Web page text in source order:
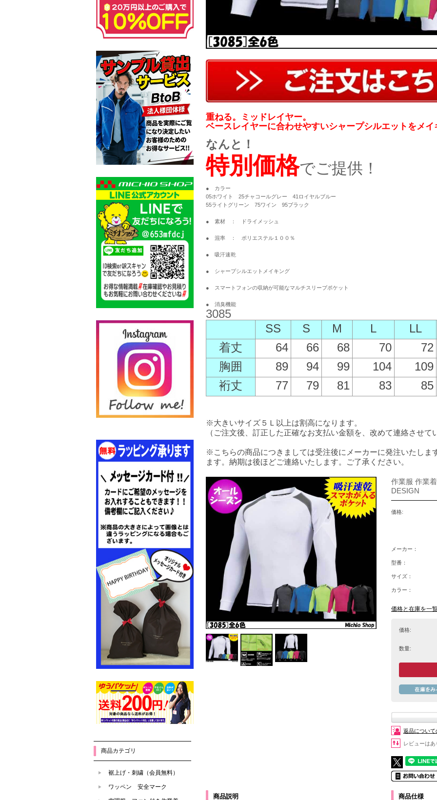
重ねる。ミッドレイヤー。
ベースレイヤーに合わせやすいシャープシルエットをメイ
なんと！
特別価格でご提供！
● カラー
05ホワイト 25チャコールグレー 41ロイヤルブルー
55ライトグリーン 75ワイン 95ブラック
● 素材 ： ドライメッシュ
● 混率 ： ポリエステル１００％
● 吸汗速乾
● シャープシルエットメイキング
● スマートフォンの収納が可能なマルチスリーブポケット
● 消臭機能
3085
SS
S M L
LL
着丈
64 66 68 70
72
胸囲
89 94 99 104
109
裄丈
77 79 81 83 85
※大きいサイズ５Ｌ以上は割高になります。
（ご注文後、訂正した正確なお支払い金額を、改めて連絡させて
※こちらの商品につきましては受注後にメーカーに発注いたしま
ます。納期は後ほどご連絡いたします。ご了承ください。
作業服 作業
DESIGN
価格:
メーカー：
型番：
サイズ：
カラー：
価格と在庫を一
価格:
数量:
返品につい
レビューはあ
商品説明 商品仕様
商品カテゴリ
裾上げ・刺繍（会員無料）
ワッペン 安全マーク